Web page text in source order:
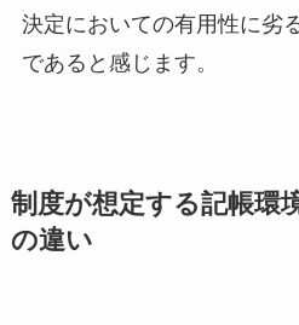
決定においての有用性に劣
であると感じます。
制度が想定する記帳環
の違い